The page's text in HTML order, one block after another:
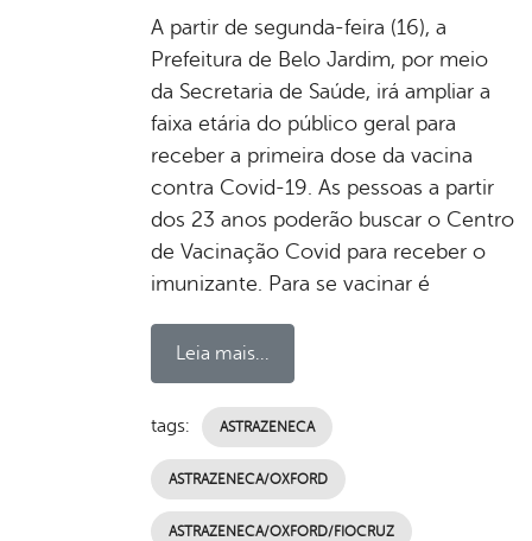
A partir de segunda-feira (16), a
Prefeitura de Belo Jardim, por meio
da Secretaria de Saúde, irá ampliar a
faixa etária do público geral para
receber a primeira dose da vacina
contra Covid-19. As pessoas a partir
dos 23 anos poderão buscar o Centro
de Vacinação Covid para receber o
imunizante. Para se vacinar é
Leia mais...
tags: ASTRAZENECA
ASTRAZENECA/OXFORD
ASTRAZENECA/OXFORD/FIOCRUZ